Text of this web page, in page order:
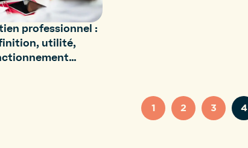
professionnel :
utilité,
1 2 3 4